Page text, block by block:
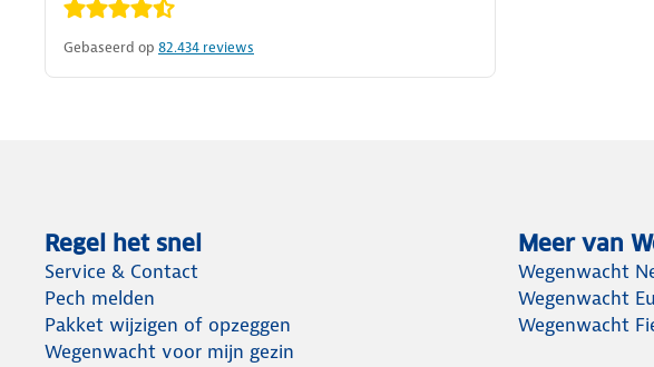
Gebaseerd op 82.434 reviews
Regel het snel
Service & Contact
Pech melden
Pakket wijzigen of opzeggen
Wegenwacht voor mijn gezin
Meer van
Wegenwacht
Wegenwacht
Wegenwacht